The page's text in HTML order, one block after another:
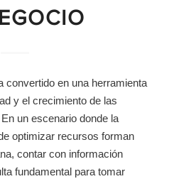
convertido en una herramienta
y el crecimiento de las
un escenario donde la
optimizar recursos forman
contar con información
fundamental para tomar